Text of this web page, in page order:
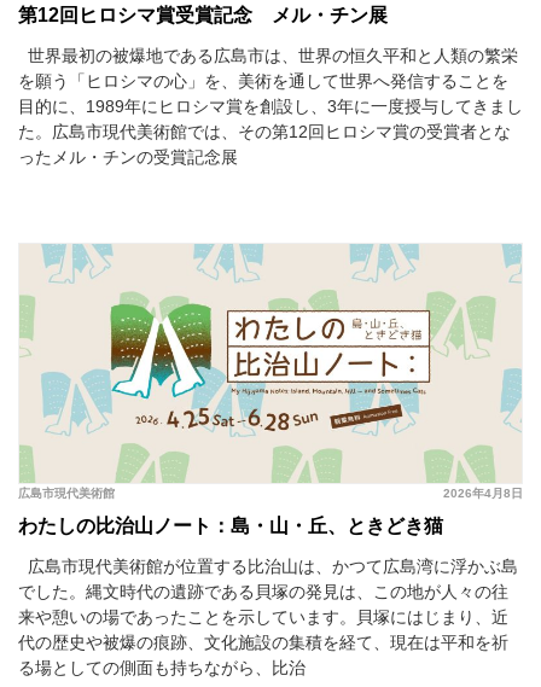
第12回ヒロシマ賞受賞記念 メル・チン展
世界最初の被爆地である広島市は、世界の恒久平和と人類の繁栄
を願う「ヒロシマの心」を、美術を通して世界へ発信することを
目的に、1989年にヒロシマ賞を創設し、3年に一度授与してきまし
た。広島市現代美術館では、その第12回ヒロシマ賞の受賞者とな
ったメル・チンの受賞記念展
2026年4月8日
広島市現代美術館
わたしの比治山ノート：島・山・丘、ときどき猫
広島市現代美術館が位置する比治山は、かつて広島湾に浮かぶ島
でした。縄文時代の遺跡である貝塚の発見は、この地が人々の往
来や憩いの場であったことを示しています。貝塚にはじまり、近
代の歴史や被爆の痕跡、文化施設の集積を経て、現在は平和を祈
る場としての側面も持ちながら、比治